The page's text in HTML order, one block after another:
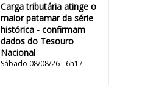
Carga tributária atinge o
maior patamar da série
histórica - confirmam
dados do Tesouro
Nacional
Sábado 08/08/26 - 6h17